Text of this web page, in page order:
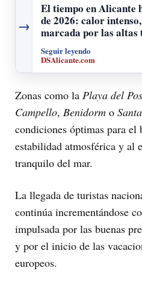
→
El tiempo en Alicante
de 2026: calor
marcada por las altas
Seguir leyendo
DSAlicante.com
Zonas como la Playa del
Campello, Benidorm o
condiciones óptimas para el
estabilidad atmosférica y al
tranquilo del mar.
La llegada de turistas
continúa incrementándose
impulsada por las buenas
y por el inicio de las
europeos.